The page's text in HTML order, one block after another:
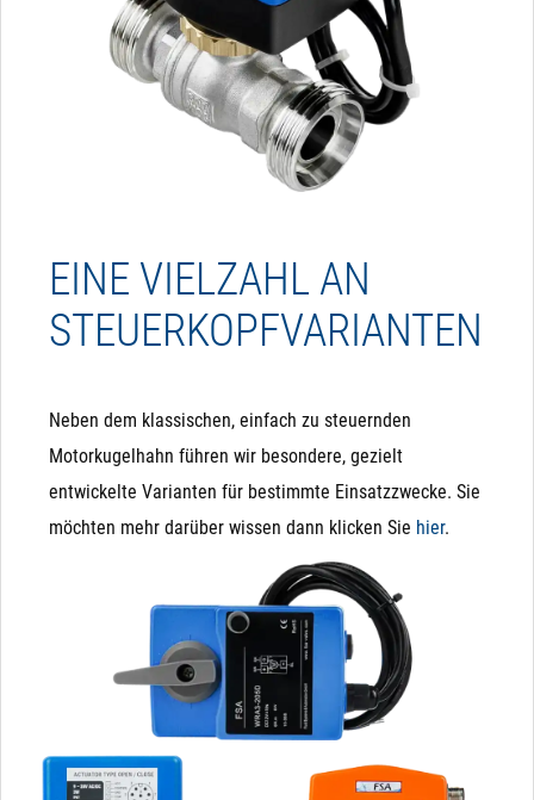
EINE VIELZAHL AN
STEUERKOPFVARIANTEN
Neben dem klassischen, einfach zu steuernden
Motorkugelhahn führen wir besondere, gezielt
entwickelte Varianten für bestimmte Einsatzzwecke. Sie
möchten mehr darüber wissen dann klicken Sie hier.